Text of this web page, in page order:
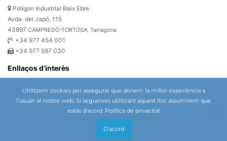
Polígon Industrial Baix Ebre
Avda. del Japó, 115
43897 CAMPREDÓ-TORTOSA, Tarragona
+34 977 454 001
+34 977 597 030
Enllaços d’interès
Política de cookies
Condicions generals de venda i subministrament de béns (EMEA)
Formulari de contacte
Utilitzem cookies per assegurar que donem la millor experiència a
l'usuari al nostre web. Si segueixes utilitzant aquest lloc assumirem que
estàs d'acord. Política de privacitat
D'acord